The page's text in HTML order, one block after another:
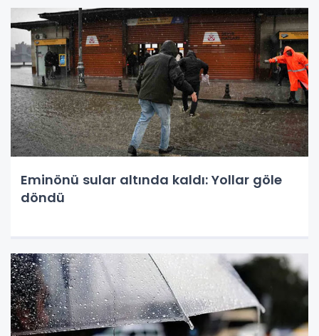
Eminönü sular altında kaldı: Yollar göle
döndü